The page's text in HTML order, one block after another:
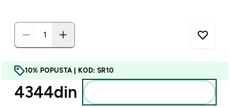
10% POPUSTA | KOD: SR10
4344din‎